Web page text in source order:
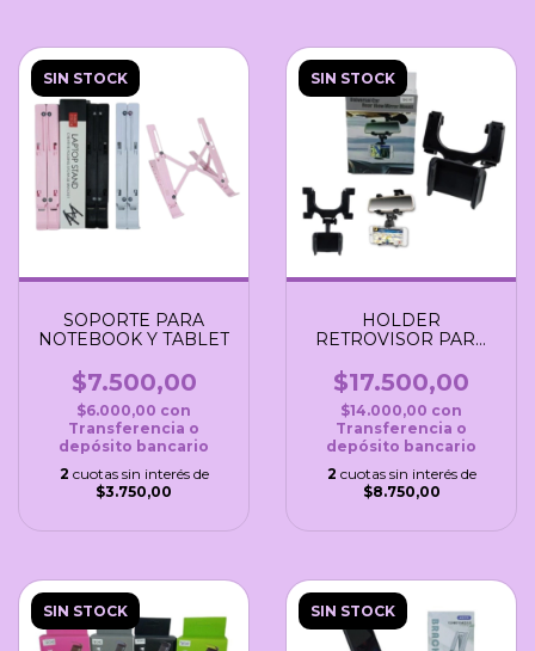
SIN STOCK
SOPORTE PARA
NOTEBOOK Y TABLET
$7.500,00
$6.000,00 con
Transferencia o
depósito bancario
2 cuotas sin interés de
$3.750,00
SIN STOCK
HOLDER
RETROVISOR PARA
$17.500,00
$14.000,00 con
Transferencia o
depósito bancario
2 cuotas sin interés de
$8.750,00
SIN STOCK SIN STOCK